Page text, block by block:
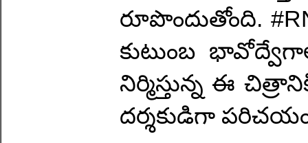
రూపొందుతోంది.
కుటుంబ
నిర్మిస్తున్న ఈ
దర్శకుడిగా